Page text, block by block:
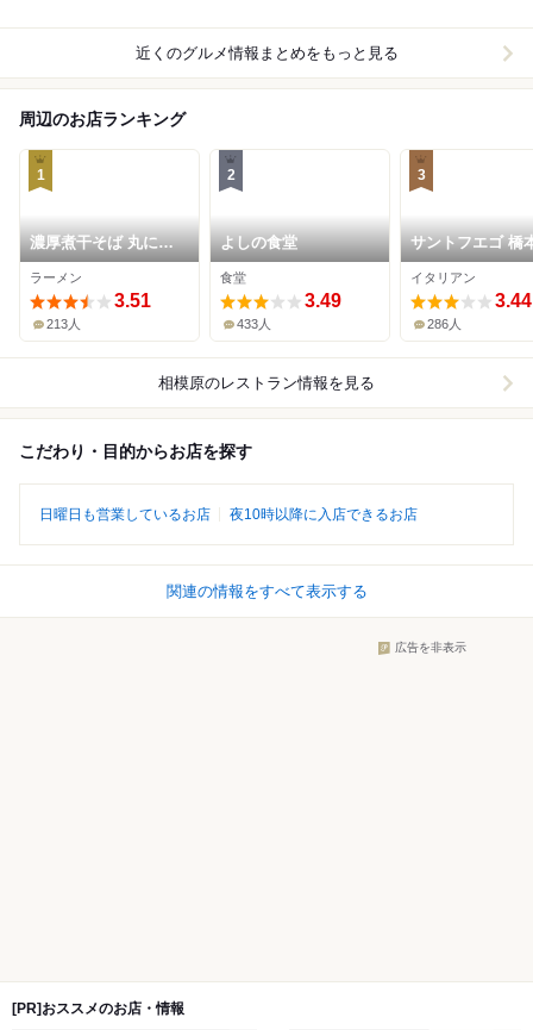
近くのグルメ情報まとめをもっと見る
周辺のお店ランキング
1
濃厚煮干そば 丸にた
ちばな
ラーメン
3.51
213人
2
よしの食堂
食堂
3.49
433人
3
サントフエゴ 橋
イタリアン
3.44
286人
相模原のレストラン情報を見る
こだわり・目的からお店を探す
日曜日も営業しているお店 夜10時以降に入店できるお店
関連の情報をすべて表示する
広告を非表示
[PR]おススメのお店・情報